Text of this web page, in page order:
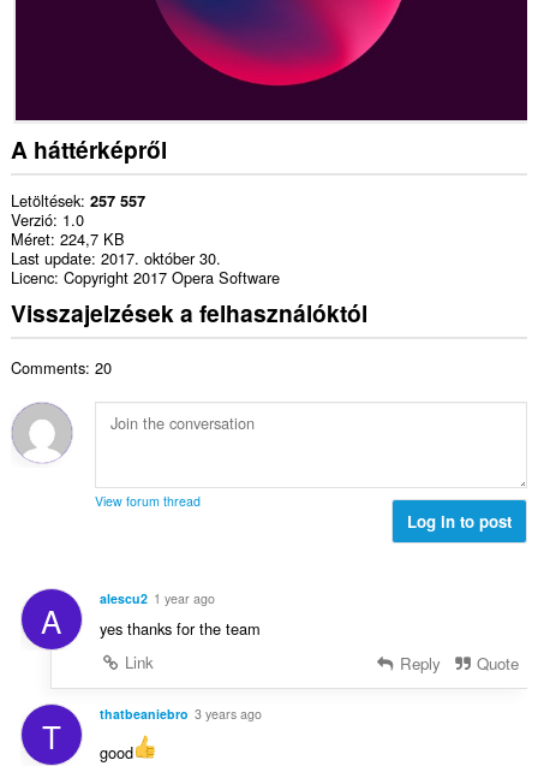
A háttérképről
Letöltések 257 557
Verzió 1.0
Méret 224,7 KB
Last update 2017. október 30.
Licenc Copyright 2017 Opera Software
Visszajelzések a felhasználóktól
Comments: 20
View forum thread
Log in to post
A alescu2 1 year ago
yes thanks for the team
Link
Reply Quote
T thatbeaniebro 3 years ago
good